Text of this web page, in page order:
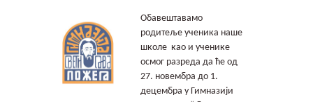
Обавештавамо
родитеље ученика наше
школе као и ученике
осмог разреда да ће од
27. новембра до 1.
децембра у Гимназији